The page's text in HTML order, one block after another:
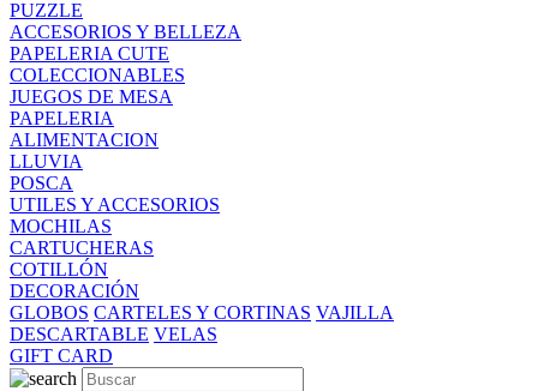
PUZZLE
ACCESORIOS Y BELLEZA
PAPELERIA CUTE
COLECCIONABLES
JUEGOS DE MESA
PAPELERIA
ALIMENTACION
LLUVIA
POSCA
UTILES Y ACCESORIOS
MOCHILAS
CARTUCHERAS
COTILLÓN
DECORACIÓN
GLOBOS CARTELES Y CORTINAS VAJILLA
DESCARTABLE VELAS
GIFT CARD